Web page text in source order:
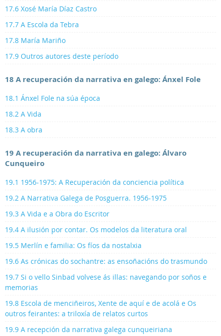
17.6 Xosé María Díaz Castro
17.7 A Escola da Tebra
17.8 María Mariño
17.9 Outros autores deste período
18 A recuperación da narrativa en galego: Ánxel Fole
18.1 Ánxel Fole na súa época
18.2 A Vida
18.3 A obra
19 A recuperación da narrativa en galego: Álvaro
Cunqueiro
19.1 1956-1975: A Recuperación da conciencia política
19.2 A Narrativa Galega de Posguerra. 1956-1975
19.3 A Vida e a Obra do Escritor
19.4 A ilusión por contar. Os modelos da literatura oral
19.5 Merlín e familia: Os fíos da nostalxia
19.6 As crónicas do sochantre: as ensoñacións do trasmundo
19.7 Si o vello Sinbad volvese ás illas: navegando por soños e
memorias
19.8 Escola de menciñeiros, Xente de aquí e de acolá e Os
outros feirantes: a triloxía de relatos curtos
19.9 A recepción da narrativa galega cunqueiriana